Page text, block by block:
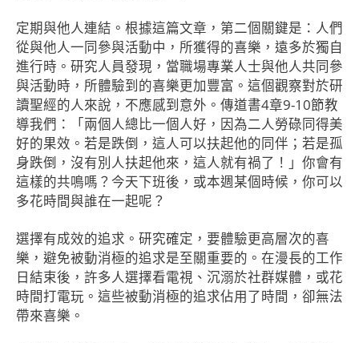
定期與他人連結。根據這篇文章，第二個關鍵是：人們
從與他人一同參與活動中，所獲得的喜樂，遠多於獨自
進行時。研究人員發現，當職場專業人士與他人共同參
與活動時，所體驗到的喜樂更加豐富。這個觀察對於研
讀聖經的人來說，不應感到意外。傳道書4章9-10節教
導我們：「兩個人總比一個人好，因為二人勞碌同得美
好的果效。若是跌倒，這人可以扶起他的同伴；若是孤
身跌倒，沒有別人扶起他來，這人就有禍了！」你會有
這樣的共鳴嗎？今天下班後，或本週某個時候，你可以
多花時間與誰在一起呢？
選擇有成效的追求。研究確定，要體驗更高層次的喜
樂，避免被動消極的追求是至關重要的。在漫長的工作
日結束後，許多人選擇看電視、沉溺於社群媒體，或花
時間打電玩。這些被動消極的追求佔用了時間，卻無法
帶來喜樂。